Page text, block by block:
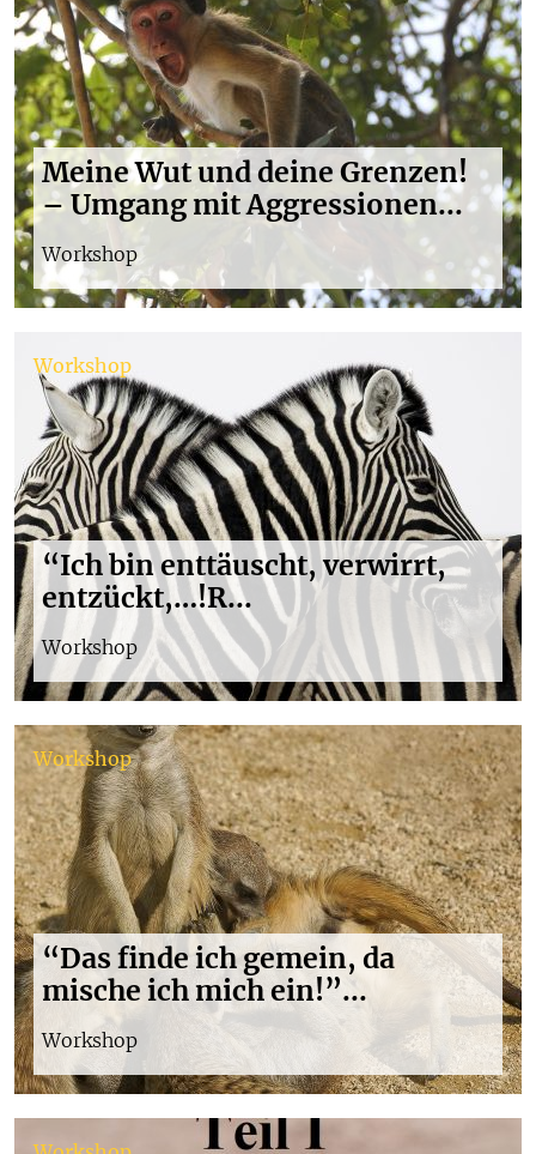
Meine Wut und deine Grenzen!
– Umgang mit Aggressionen...
Workshop
Workshop
“Ich bin enttäuscht, verwirrt,
entzückt,…!R...
Workshop
Workshop
“Das finde ich gemein, da
mische ich mich ein!”...
Workshop